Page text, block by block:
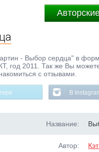
- Выбор сердца" в
год 2011. Так же Вы
с отзывами.
В
Название:
Автор: